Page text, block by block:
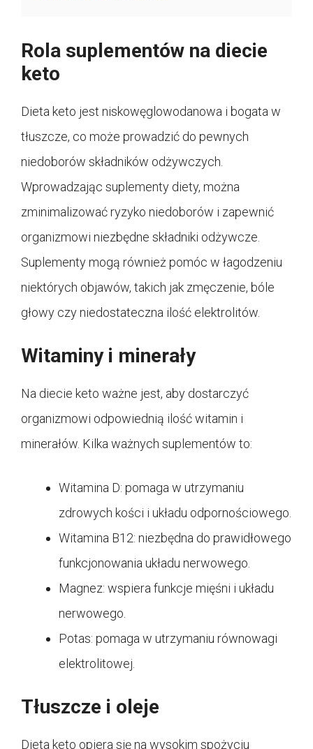
Rola suplementów na diecie
keto
Dieta keto jest niskowęglowodanowa i bogata w
tłuszcze, co może prowadzić do pewnych
niedoborów składników odżywczych.
Wprowadzając suplementy diety, można
zminimalizować ryzyko niedoborów i zapewnić
organizmowi niezbędne składniki odżywcze.
Suplementy mogą również pomóc w łagodzeniu
niektórych objawów, takich jak zmęczenie, bóle
głowy czy niedostateczna ilość elektrolitów.
Witaminy i minerały
Na diecie keto ważne jest, aby dostarczyć
organizmowi odpowiednią ilość witamin i
minerałów. Kilka ważnych suplementów to:
Witamina D: pomaga w utrzymaniu
zdrowych kości i układu odpornościowego.
Witamina B12: niezbędna do prawidłowego
funkcjonowania układu nerwowego.
Magnez: wspiera funkcje mięśni i układu
nerwowego.
Potas: pomaga w utrzymaniu równowagi
elektrolitowej.
Tłuszcze i oleje
Dieta keto opiera się na wysokim spożyciu